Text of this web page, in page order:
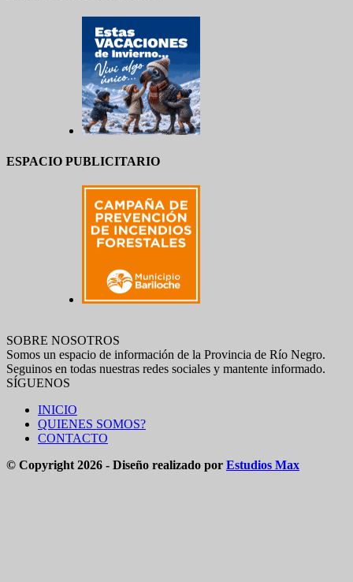
ESPACIO PUBLICITARIO
SOBRE NOSOTROS
Somos un espacio de información de la Provincia de Río Negro.
Seguinos en todas nuestras redes sociales y mantente informado.
SÍGUENOS
INICIO
QUIENES SOMOS?
CONTACTO
© Copyright 2026 - Diseño realizado por Estudios Max